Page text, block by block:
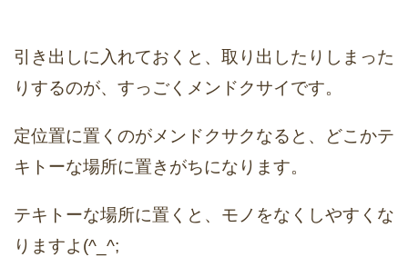
引き出しに入れておくと、取り出したりしまった
りするのが、すっごくメンドクサイです。
定位置に置くのがメンドクサクなると、どこかテ
キトーな場所に置きがちになります。
テキトーな場所に置くと、モノをなくしやすくな
りますよ(^_^;